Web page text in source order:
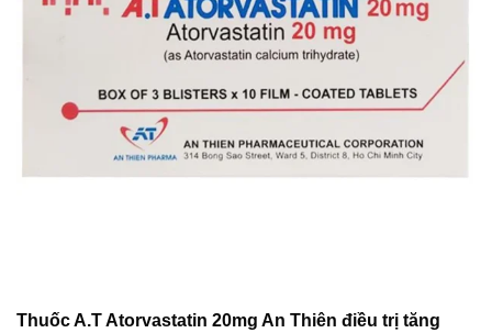
Thuốc A.T Atorvastatin 20mg An Thiên điều trị tăng